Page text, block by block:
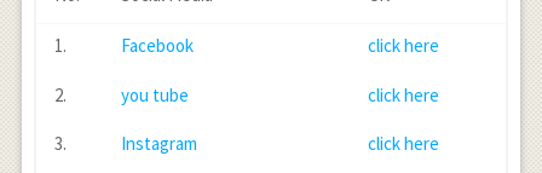
1. Facebook click here
2. you tube click here
3. Instagram
click here